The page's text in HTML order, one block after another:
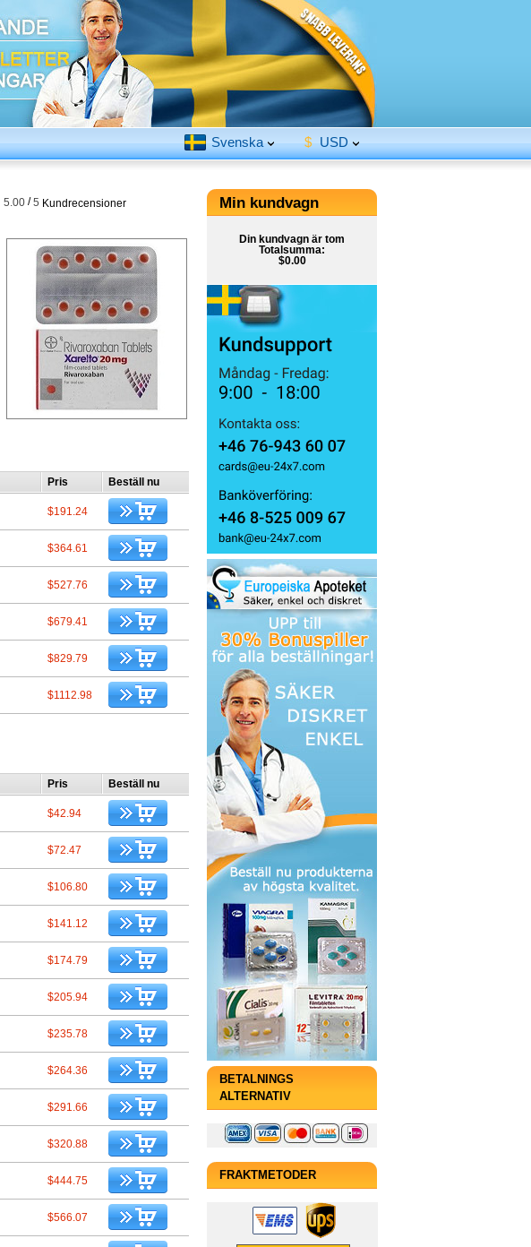
$ USD
Svenska
5.00 /5 Kundrecensioner
Pris Beställ nu
$191.24
$364.61
$527.76
$679.41
$829.79
$1112.98
Pris Beställ nu
$42.94
$72.47
$106.80
$141.12
$174.79
$205.94
$235.78
$264.36
$291.66
$320.88
$444.75
$566.07
Min kundvagn
Din kundvagn är tom
Totalsumma:
$0.00
BETALNINGS
ALTERNATIV
FRAKTMETODER